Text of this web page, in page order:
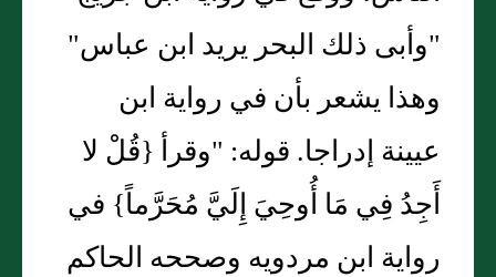
"وأبى ذلك البحر يريد ابن عباس"
وهذا يشعر بأن في رواية ابن
عيينة إدراجا. قوله: "وقرأ {قُلْ لا
أَجِدُ فِي مَا أُوحِيَ إِلَيَّ مُحَرَّماً} في
رواية ابن مردويه وصححه الحاكم